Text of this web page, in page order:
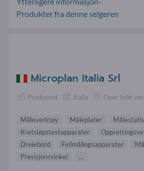
Produkter fra denne selgeren
Microplan Italia Srl
Produsent Italia Over hele
Måleverktøy Måleplater
Kretsløpstestapparater
Dreiebord
Feilmålingsapparater
Presisjonsvinkel
...